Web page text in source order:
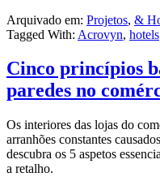
Arquivado em: Projetos, &
Tagged With: Acrovyn, hotels
Cinco princípios
paredes no
Os interiores das lojas do
arranhões constantes
descubra os 5 aspetos
a retalho.